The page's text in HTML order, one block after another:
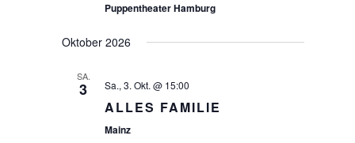
Puppentheater Hamburg
Oktober 2026
SA.
3 Sa., 3. Okt. @ 15:00
ALLES FAMILIE
Mainz